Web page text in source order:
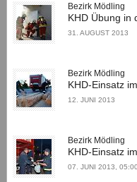
Bezirk Mödling
KHD Übung in
31. AUGUST 2013
Bezirk Mödling
KHD-Einsatz
12. JUNI 2013
Bezirk Mödling
KHD-Einsatz
07. JUNI 2013,